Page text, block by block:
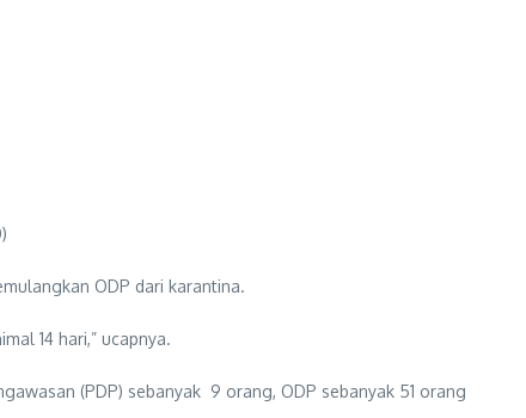
ODP dari karantina.
14 hari,” ucapnya.
(PDP) sebanyak 9 orang, ODP sebanyak 51 orang